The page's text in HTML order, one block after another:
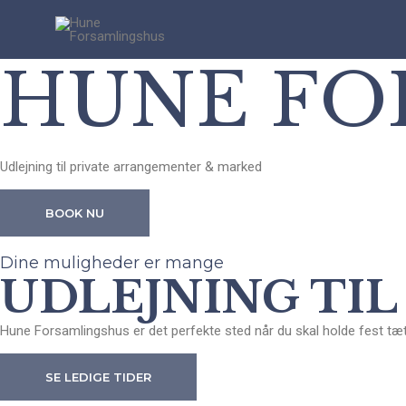
HUNE
Udlejning til private arrangementer & marked
BOOK NU
Dine muligheder er mange
UDLEJNING
Hune Forsamlingshus er det perfekte sted når du skal holde fest
SE LEDIGE TIDER